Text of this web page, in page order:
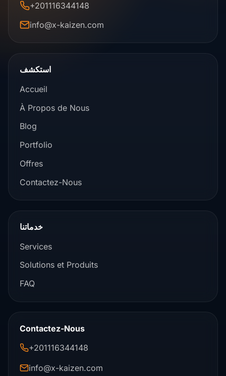
+201116344148
info@x-kaizen.com
استكشف
Accueil
À Propos de Nous
Blog
Portfolio
Offres
Contactez-Nous
خدماتنا
Services
Solutions et Produits
FAQ
Contactez-Nous
+201116344148
info@x-kaizen.com